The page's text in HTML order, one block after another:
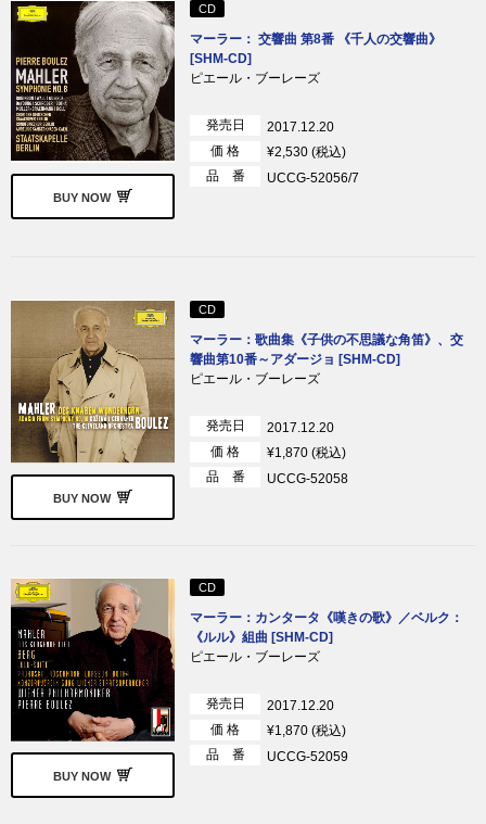
BUY NOW
CD
マーラー： 交響曲 第8番 《千人の交響曲》
[SHM-CD]
ピエール・ブーレーズ
発売日
2017.12.20
価 格
¥2,530 (税込)
品 番
UCCG-52056/7
BUY NOW
CD
マーラー：歌曲集《子供の不思議な角笛》、交
響曲第10番～アダージョ [SHM-CD]
ピエール・ブーレーズ
発売日
2017.12.20
価 格
¥1,870 (税込)
品 番
UCCG-52058
BUY NOW
CD
マーラー：カンタータ《嘆きの歌》／ベルク：
《ルル》組曲 [SHM-CD]
ピエール・ブーレーズ
発売日
2017.12.20
価 格
¥1,870 (税込)
品 番
UCCG-52059